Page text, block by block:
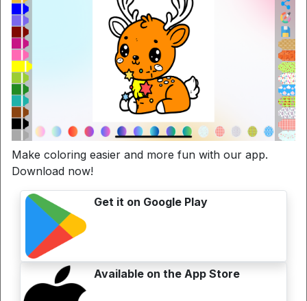
Articoli Correlati
Make coloring easier and more fun with our app.
Download now!
Get it on Google Play
Available on the App Store